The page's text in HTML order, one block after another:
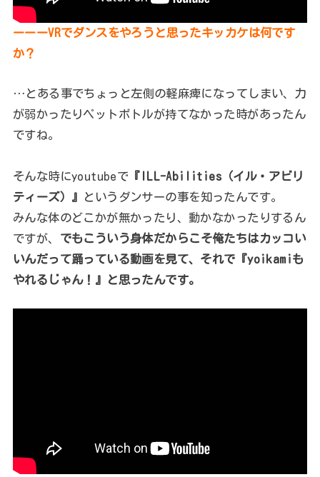
ーーーVRでダンスをやろうと思ったキッカケは何です
か？
…とある事でちょっと左側の軽麻痺になってしまい、力
が弱かったりペットボトルが持てなかった時があったん
ですね。
そんな時にyoutubeで 『ILL-Abilities（イル・アビリ
ティーズ）』
というダンサーの事を知ったんです。
みんな体のどこかが無かったり、動かなかったりするん
ですが、 でもこういう身体だからこそ俺たちはカッコい
いんだって踊っている動画を見て、それで『yoikamiも
やれるじゃん！』と思ったんです。